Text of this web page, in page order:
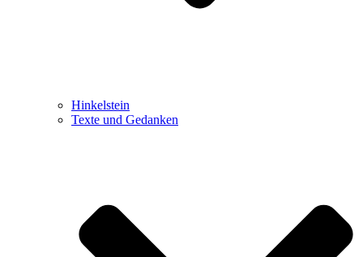
Hinkelstein
Texte und Gedanken